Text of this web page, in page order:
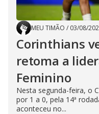
MEU TIMÃO / 03/08/
Corinthians
retoma a
Feminino
Nesta segunda-feira, o
por 1 a 0, pela 14ª
aconteceu no...